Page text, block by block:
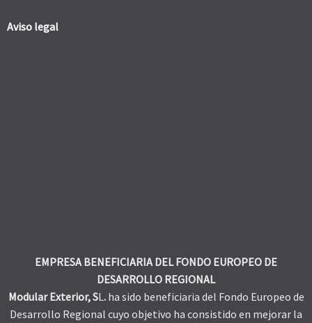
Aviso legal
EMPRESA BENEFICIARIA DEL FONDO EUROPEO DE
DESARROLLO REGIONAL
Modular Exterior, SL.ha sido beneficiaria del Fondo Europeo de
Desarrollo Regional cuyo objetivo ha consistido en mejorar la